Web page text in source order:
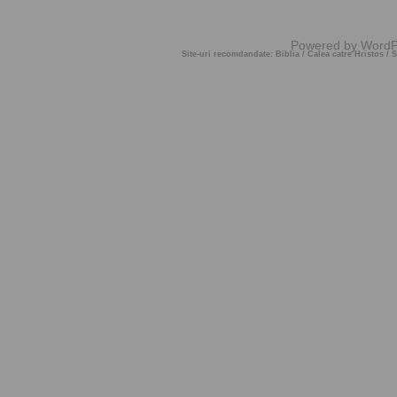
Site-uri recomdandate: Biblia / Calea catre Hristos /
Powered by